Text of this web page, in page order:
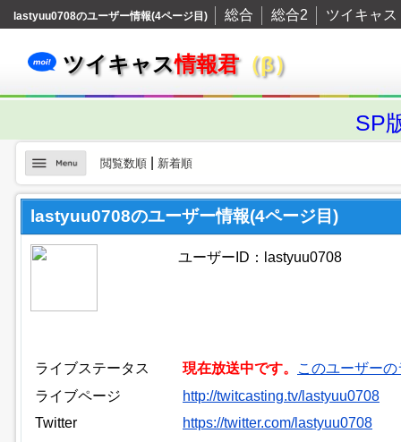
lastyuu0708のユーザー情報(4ページ目) 総合 総合2 ツイキャス
ツイキャス情報君（β）
SP
閲覧数順| 新着順
lastyuu0708のユーザー情報(4ページ目)
ユーザーID：lastyuu0708
ライブステータス 現在放送中です。
このユーザー
ライブページ
http://twitcasting.tv/lastyuu0708
Twitter
https://twitter.com/lastyuu0708